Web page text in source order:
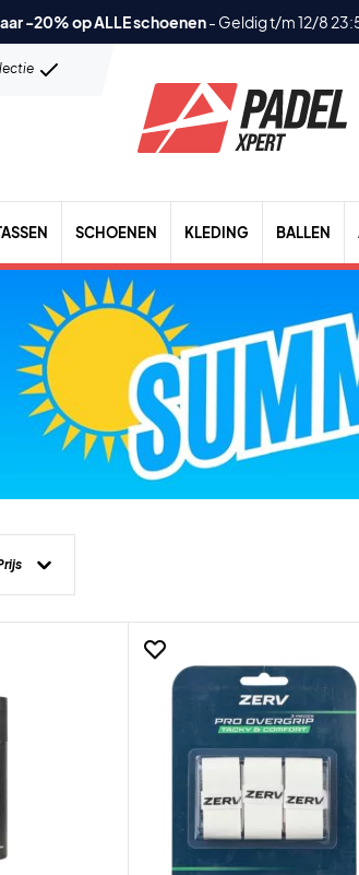
-20% op ALLE schoenen- Geldig t/m 12/8
SCHOENEN KLEDING BALLEN